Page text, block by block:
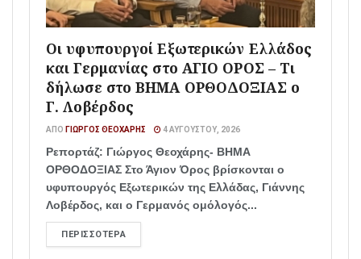
Οι υφυπουργοί Εξωτερικών Ελλάδος
και Γερμανίας στο ΑΓΙΟ ΟΡΟΣ – Τι
δήλωσε στο ΒΗΜΑ ΟΡΘΟΔΟΞΙΑΣ ο
Γ. Λοβέρδος
ΑΠΌ ΓΙΏΡΓΟΣ ΘΕΟΧΆΡΗΣ 4 ΑΥΓΟΎΣΤΟΥ, 2026
Ρεπορτάζ: Γιώργος Θεοχάρης- ΒΗΜΑ
ΟΡΘΟΔΟΞΙΑΣ Στο Άγιον Όρος βρίσκονται ο
υφυπουργός Εξωτερικών της Ελλάδας, Γιάννης
Λοβέρδος, και ο Γερμανός ομόλογός...
ΠΕΡΙΣΣΌΤΕΡΑ